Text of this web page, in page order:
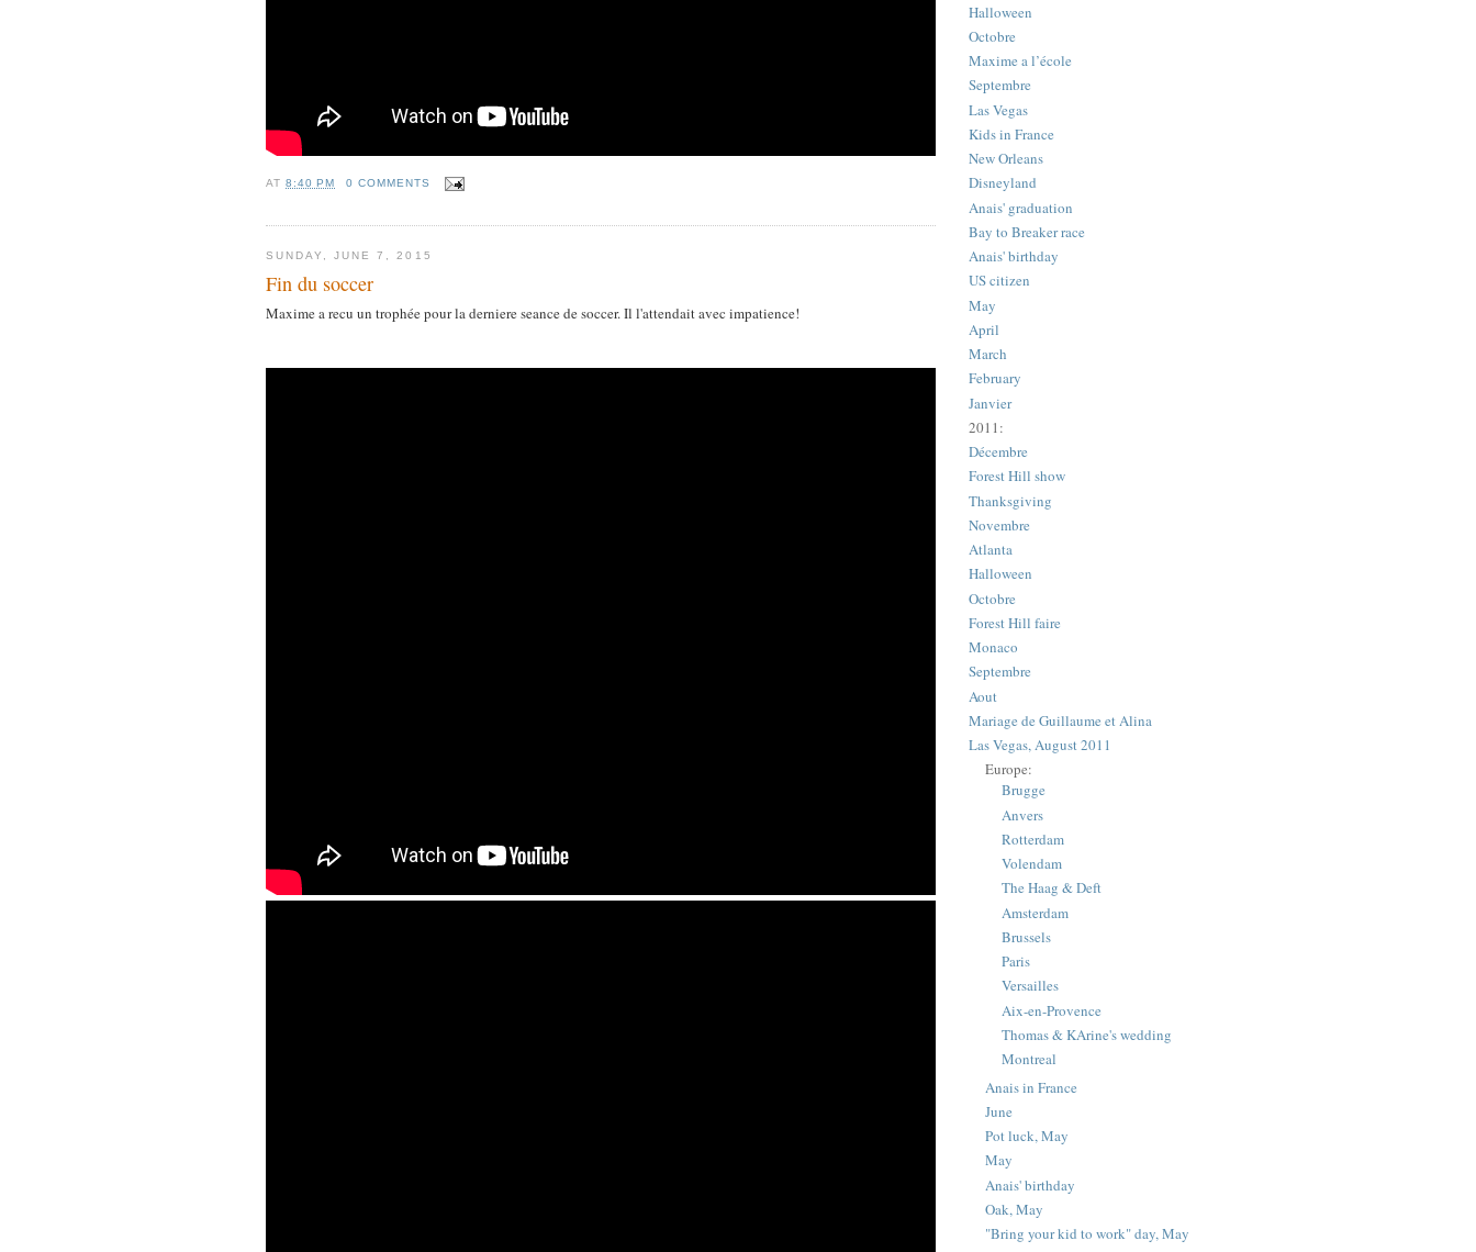
AT8:40 PM 0 COMMENTS
SUNDAY, JUNE 7, 2015
Fin du soccer
Maxime a recu un trophée pour la derniere seance de soccer. Il l'attendait avec impatience!
Halloween
Octobre
Maxime a l’école
Septembre
Las Vegas
Kids in France
New Orleans
Disneyland
Anais' graduation
Bay to Breaker race
Anais' birthday
US citizen
May
April
March
February
Janvier
2011:
Décembre
Forest Hill show
Thanksgiving
Novembre
Atlanta
Halloween
Octobre
Forest Hill faire
Monaco
Septembre
Aout
Mariage de Guillaume et Alina
Las Vegas, August 2011
Europe:
Brugge
Anvers
Rotterdam
Volendam
The Haag & Deft
Amsterdam
Brussels
Paris
Versailles
Aix-en-Provence
Thomas & KArine's wedding
Montreal
Anais in France
June
Pot luck, May
May
Anais' birthday
Oak, May
"Bring your kid to work" day, May